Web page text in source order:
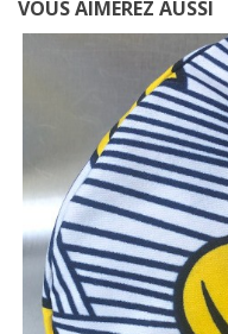
VOUS AIMEREZ AUSSI